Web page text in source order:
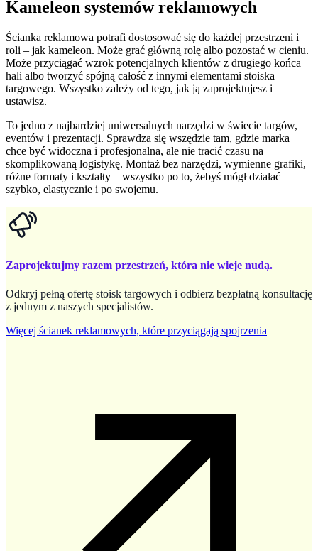
Kameleon systemów reklamowych
Ścianka reklamowa potrafi dostosować się do każdej przestrzeni i
roli – jak kameleon. Może grać główną rolę albo pozostać w cieniu.
Może przyciągać wzrok potencjalnych klientów z drugiego końca
hali albo tworzyć spójną całość z innymi elementami stoiska
targowego. Wszystko zależy od tego, jak ją zaprojektujesz i
ustawisz.
To jedno z najbardziej uniwersalnych narzędzi w świecie targów,
eventów i prezentacji. Sprawdza się wszędzie tam, gdzie marka
chce być widoczna i profesjonalna, ale nie tracić czasu na
skomplikowaną logistykę. Montaż bez narzędzi, wymienne grafiki,
różne formaty i kształty – wszystko po to, żebyś mógł działać
szybko, elastycznie i po swojemu.
Zaprojektujmy razem przestrzeń, która nie wieje nudą.
Odkryj pełną ofertę stoisk targowych i odbierz bezpłatną konsultację
z jednym z naszych specjalistów.
Więcej ścianek reklamowych, które przyciągają spojrzenia